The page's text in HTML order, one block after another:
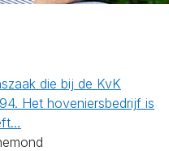
die bij de KvK
Het hoveniersbedrijf is